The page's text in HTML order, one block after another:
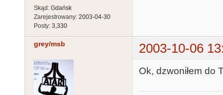
Skąd: Gdańsk
Zarejestrowany: 2003-04-30
Posty: 3,330
grey/msb 2003-10-06
Ok, dzwoniłem do